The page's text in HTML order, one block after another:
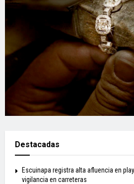
Destacadas
Escuinapa registra alta afluencia en
vigilancia en carreteras